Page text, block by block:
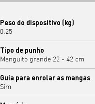
Peso do dispositivo (kg)
0.25
Tipo de punho
Manguito grande 22 - 42 cm
Guia para enrolar as mangas
Sim